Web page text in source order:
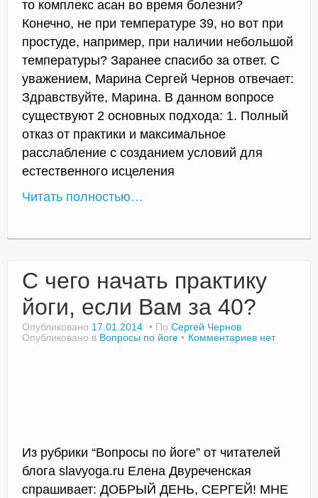
то комплекс асан во время болезни?
Конечно, не при температуре 39, но вот при
простуде, например, при наличии небольшой
температуры? Заранее спасибо за ответ. С
уважением, Марина Сергей Чернов отвечает:
Здравствуйте, Марина. В данном вопросе
существуют 2 основных подхода: 1. Полный
отказ от практики и максимальное
расслабление с созданием условий для
естественного исцеления
Читать полностью…
С чего начать практику
йоги, если Вам за 40?
Опубликовано 17.01.2014 По Сергей Чернов
Опубликовано в Вопросы по йоге Комментариев нет
Из рубрики “Вопросы по йоге” от читателей
блога slavyoga.ru Елена Двуреченская
спрашивает: ДОБРЫЙ ДЕНЬ, СЕРГЕЙ! МНЕ